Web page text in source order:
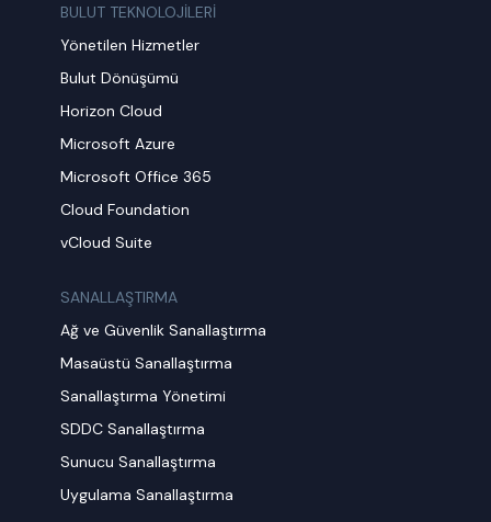
BULUT TEKNOLOJİLERİ
Yönetilen Hizmetler
Bulut Dönüşümü
Horizon Cloud
Microsoft Azure
Microsoft Office 365
Cloud Foundation
vCloud Suite
SANALLAŞTIRMA
Ağ ve Güvenlik Sanallaştırma
Masaüstü Sanallaştırma
Sanallaştırma Yönetimi
SDDC Sanallaştırma
Sunucu Sanallaştırma
Uygulama Sanallaştırma